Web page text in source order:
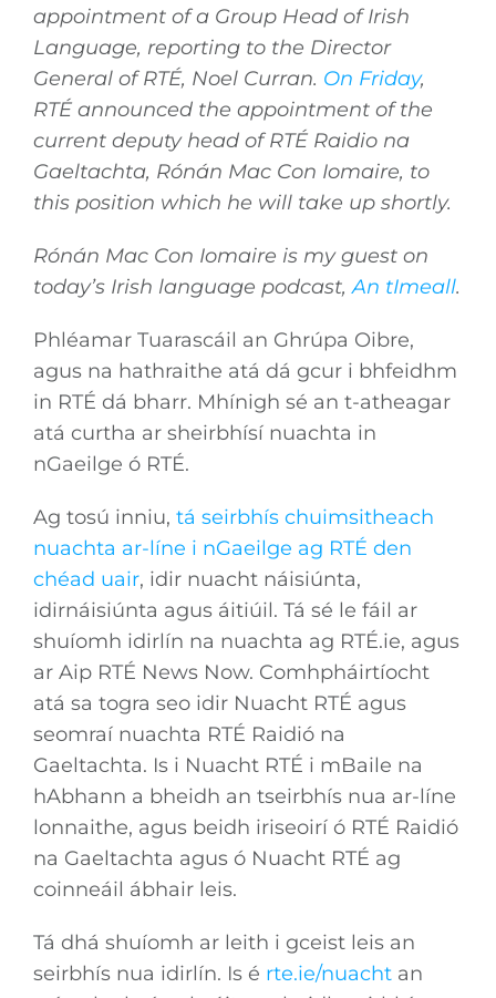
appointment of a Group Head of Irish
Language, reporting to the Director
General of RTÉ, Noel Curran. On Friday,
RTÉ announced the appointment of the
current deputy head of RTÉ Raidio na
Gaeltachta, Rónán Mac Con Iomaire, to
this position which he will take up shortly.
Rónán Mac Con Iomaire is my guest on
today’s Irish language podcast,An tImeall.
Phléamar Tuarascáil an Ghrúpa Oibre,
agus na hathraithe atá dá gcur i bhfeidhm
in RTÉ dá bharr. Mhínigh sé an t-atheagar
atá curtha ar sheirbhísí nuachta in
nGaeilge ó RTÉ.
Ag tosú inniu, tá seirbhís chuimsitheach
nuachta ar-líne i nGaeilge ag RTÉ den
chéad uair, idir nuacht náisiúnta,
idirnáisiúnta agus áitiúil. Tá sé le fáil ar
shuíomh idirlín na nuachta ag RTÉ.ie, agus
ar Aip RTÉ News Now. Comhpháirtíocht
atá sa togra seo idir Nuacht RTÉ agus
seomraí nuachta RTÉ Raidió na
Gaeltachta. Is i Nuacht RTÉ i mBaile na
hAbhann a bheidh an tseirbhís nua ar-líne
lonnaithe, agus beidh iriseoirí ó RTÉ Raidió
na Gaeltachta agus ó Nuacht RTÉ ag
coinneáil ábhair leis.
Tá dhá shuíomh ar leith i gceist leis an
seirbhís nua idirlín. Is é rte.ie/nuachtan